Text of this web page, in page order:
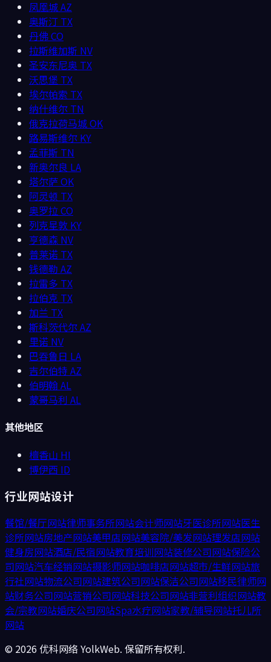
凤凰城AZ
奥斯汀 TX
丹佛CO
拉斯维加斯 NV
圣安东尼奥 TX
沃思堡 TX
埃尔帕索 TX
纳什维尔 TN
俄克拉荷马城OK
路易斯维尔 KY
孟菲斯 TN
新奥尔良 LA
塔尔萨OK
阿灵顿 TX
奥罗拉CO
列克星敦 KY
亨德森 NV
普莱诺 TX
钱德勒 AZ
拉雷多 TX
拉伯克 TX
加兰 TX
斯科茨代尔AZ
里诺 NV
巴吞鲁日 LA
吉尔伯特 AZ
伯明翰 AL
蒙哥马利 AL
其他地区
檀香山 HI
博伊西 ID
行业网站设计
餐馆/餐厅网站律师事务所网站会计师网站牙医诊所网站医生
诊所网站房地产网站美甲店网站美容院/美发网站理发店网站
健身房网站酒店/民宿网站教育培训网站装修公司网站保险公
司网站汽车经销网站摄影师网站咖啡店网站超市/生鲜网站旅
行社网站物流公司网站建筑公司网站保洁公司网站移民律师网
站财务公司网站营销公司网站科技公司网站非营利组织网站教
会/宗教网站婚庆公司网站Spa水疗网站家教/辅导网站托儿所
网站
© 2026 优科网络 YolkWeb. 保留所有权利.